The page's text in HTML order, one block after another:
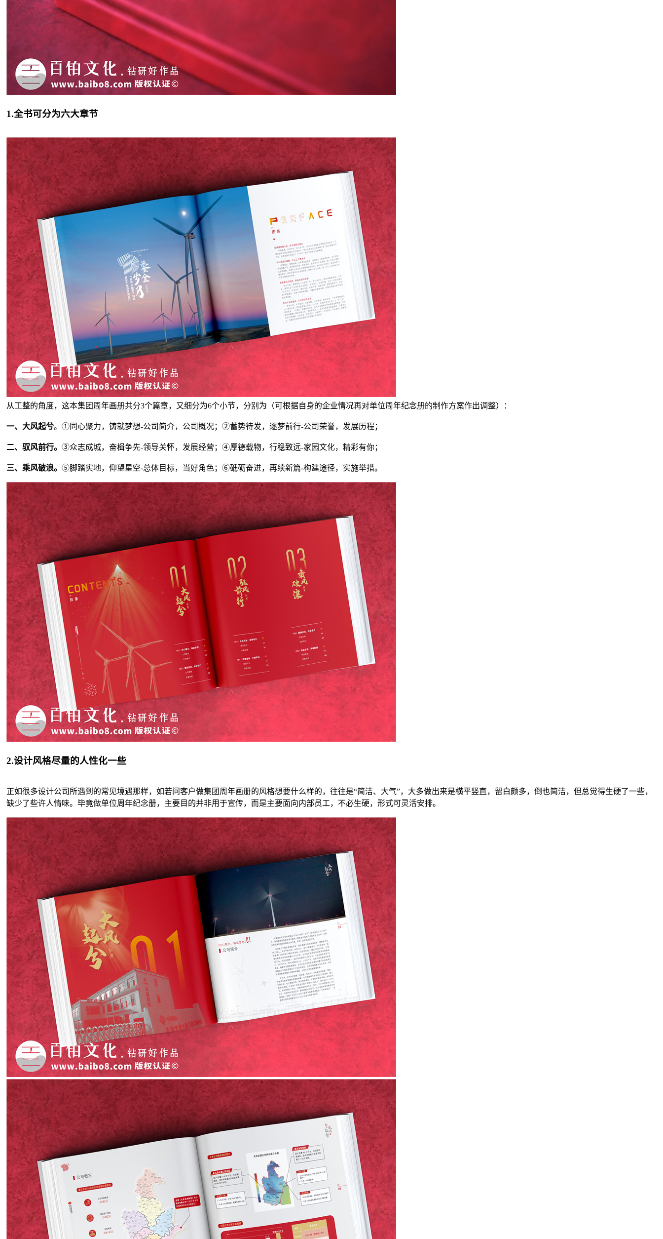
1.全书可分为六大章节
从工整的角度，这本集团周年画册共分3个篇章，又细分为6个小节，分别为（可根据自身的企业情况再对单位周年纪念册的制作方案作出调整）：
一、大风起兮。①同心聚力，铸就梦想-公司简介，公司概况；②蓄势待发，逐梦前行-公司荣誉，发展历程；
二、驭风前行。 ③众志成城，奋楫争先-领导关怀，发展经营；④厚德载物，行稳致远-家园文化，精彩有你；
三、乘风破浪。 ⑤脚踏实地，仰望星空-总体目标，当好角色；⑥砥砺奋进，再续新篇-构建途径，实施举措。
2.设计风格尽量的人性化一些
正如很多设计公司所遇到的常见境遇那样，如若问客户做集团周年画册的风格想要什么样的，往往是“简洁、大气”，大多做出来是横平竖直，留白颇多，倒也简洁，但总觉得生硬了一些，
缺少了些许人情味。毕竟做单位周年纪念册，主要目的并非用于宣传，而是主要面向内部员工，不必生硬，形式可灵活安排。